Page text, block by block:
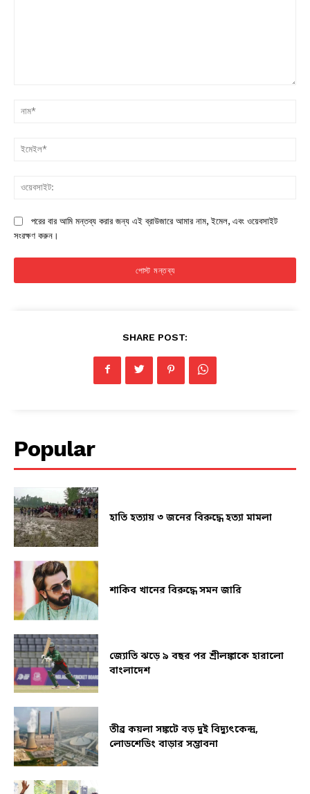
পরের বার আমি মন্তব্য করার জন্য এই ব্রাউজারে আমার নাম, ইমেল, এবং ওয়েবসাইট
সংরক্ষণ করুন।
SHARE POST:
Popular
হাতি হত্যায় ৩ জনের বিরুদ্ধে হত্যা মামলা
শাকিব খানের বিরুদ্ধে সমন জারি
জ্যোতি ঝড়ে ৯ বছর পর শ্রীলঙ্কাকে হারালো
বাংলাদেশ
তীব্র কয়লা সঙ্কটে বড় দুই বিদ্যুৎকেন্দ্র,
লোডশেডিং বাড়ার সম্ভাবনা